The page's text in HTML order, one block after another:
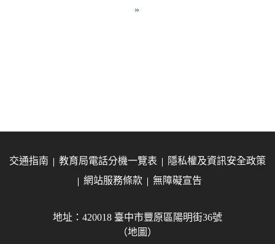
»
交通指南 教育局電話分機一覽表
隱私權及資訊安全政策
網站服務條款
無障礙宣告
地址：420018 臺中市豐原區陽明街36號
（地圖）